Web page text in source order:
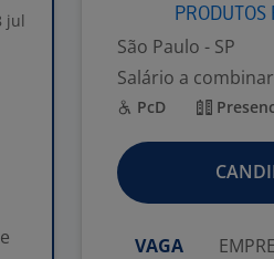
jul
PRODUTOS
São Paulo - SP
Salário a combinar
PcD
VAGA